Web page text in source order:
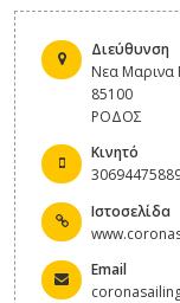
Διεύθυνση
Νεα Μαρινα
85100
ΡΟΔΟΣ
Κινητό
Ιστοσελίδα
Email